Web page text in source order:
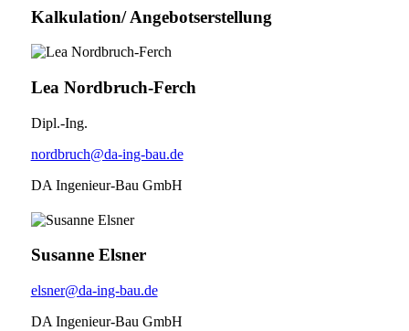
Kalkulation/ Angebotserstellung
Lea Nordbruch-Ferch
Dipl.-Ing.
nordbruch@da-ing-bau.de
DA Ingenieur-Bau GmbH
Susanne Elsner
elsner@da-ing-bau.de
DA Ingenieur-Bau GmbH